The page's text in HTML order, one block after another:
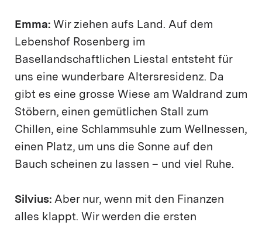
Emma: Wir ziehen aufs Land. Auf dem
Lebenshof Rosenberg im
Basellandschaftlichen Liestal entsteht für
uns eine wunderbare Altersresidenz. Da
gibt es eine grosse Wiese am Waldrand zum
Stöbern, einen gemütlichen Stall zum
Chillen, eine Schlammsuhle zum Wellnessen,
einen Platz, um uns die Sonne auf den
Bauch scheinen zu lassen – und viel Ruhe.
Silvius: Aber nur, wenn mit den Finanzen
alles klappt. Wir werden die ersten